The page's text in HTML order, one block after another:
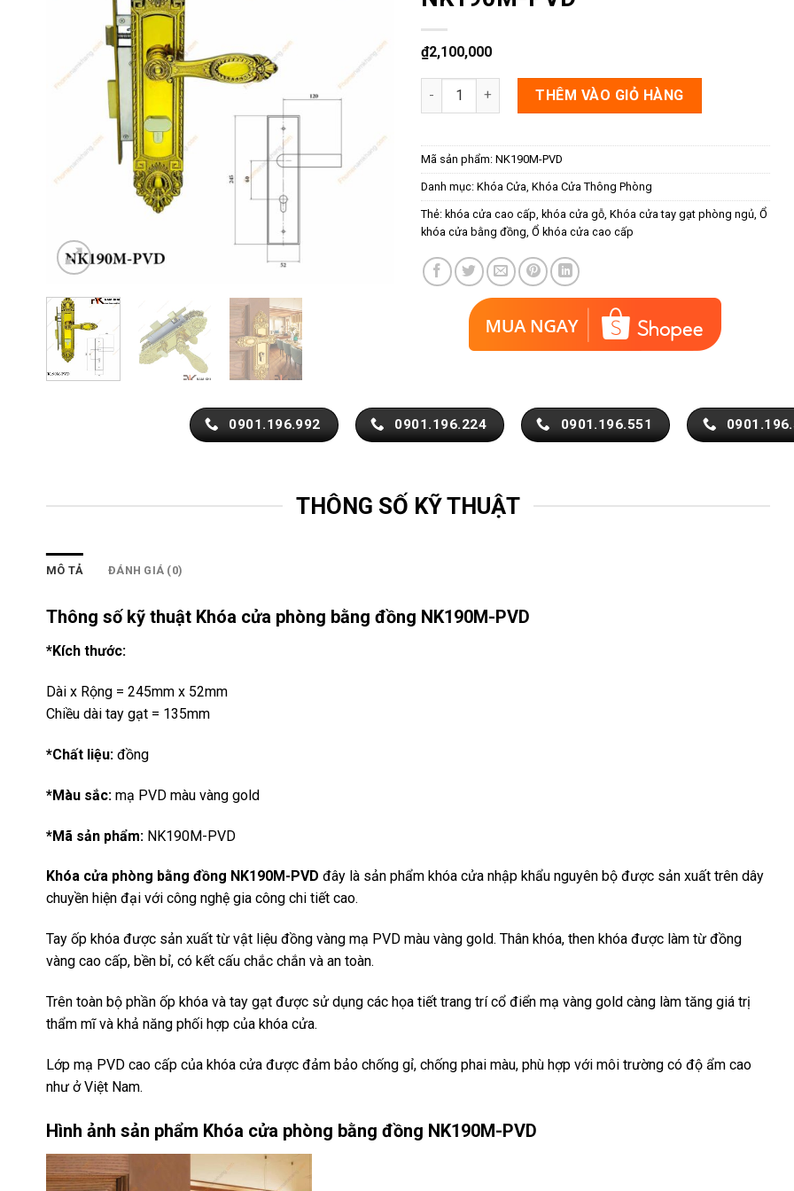
₫2,100,000
Khóa cửa phòng bằng đồng NK190M-PVD số lượng
THÊM VÀO GIỎ HÀNG
Mã sản phẩm:NK190M-PVD
Danh mục:Khóa Cửa,Khóa Cửa Thông Phòng
Thẻ: khóa cửa cao cấp, khóa cửa gỗ,Khóa cửa tay gạt phòng ngủ,Ổ
khóa cửa bằng đồng,Ổ khóa cửa cao cấp
0901.196.992 0901.196.224 0901.196.551
THÔNG SỐ KỸ THUẬT
MÔ TẢ ĐÁNH GIÁ (0)
Thông số kỹ thuật Khóa cửa phòng bằng đồng NK190M-PVD
*Kích thước:
Dài x Rộng = 245mm x 52mm
Chiều dài tay gạt = 135mm
*Chất liệu: đồng
*Màu sắc: mạ PVD màu vàng gold
*Mã sản phẩm: NK190M-PVD
Khóa cửa phòng bằng đồng NK190M-PVD đây là sản phẩm khóa cửa nhập khẩu nguyên bộ được sản xuất trên dây
chuyền hiện đại với công nghệ gia công chi tiết cao.
Tay ốp khóa được sản xuất từ vật liệu đồng vàng mạ PVD màu vàng gold. Thân khóa, then khóa được làm từ đồng
vàng cao cấp, bền bỉ, có kết cấu chắc chắn và an toàn.
Trên toàn bộ phần ốp khóa và tay gạt được sử dụng các họa tiết trang trí cổ điển mạ vàng gold càng làm tăng giá trị
thẩm mĩ và khả năng phối hợp của khóa cửa.
Lớp mạ PVD cao cấp của khóa cửa được đảm bảo chống gỉ, chống phai màu, phù hợp với môi trường có độ ẩm cao
như ở Việt Nam.
Hình ảnh sản phẩm Khóa cửa phòng bằng đồng NK190M-PVD